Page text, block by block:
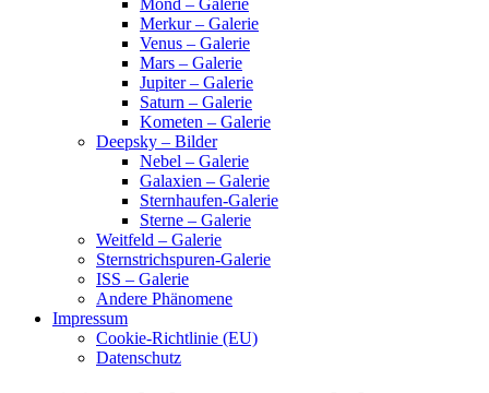
Merkur – Galerie
Venus – Galerie
Mars – Galerie
Jupiter – Galerie
Saturn – Galerie
Kometen – Galerie
Deepsky – Bilder
Nebel – Galerie
Galaxien – Galerie
Sternhaufen-Galerie
Sterne – Galerie
Weitfeld – Galerie
Sternstrichspuren-Galerie
ISS – Galerie
Andere Phänomene
Impressum
Cookie-Richtlinie (EU)
Datenschutz